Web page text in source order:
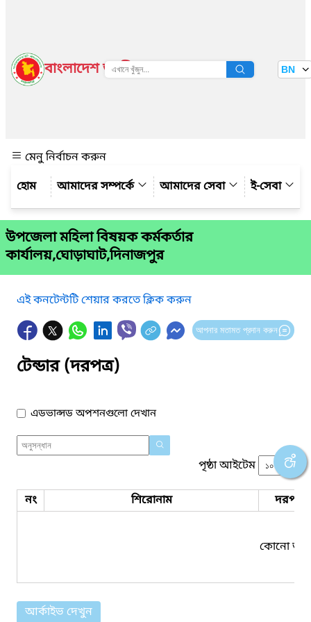
বাংলাদেশ জাতীয় তথ্য বাতায়ন BN
মেনু নির্বাচন করুন
আমাদের সম্পর্কে
আমাদের সেবা ই-সেবা
উপজেলা মহিলা বিষয়ক কর্মকর্তার
কার্যালয়,ঘোড়াঘাট,দিনাজপুর
এই কনটেন্টটি শেয়ার করতে ক্লিক করুন
আপনার মতামত প্রদান করুন
টেন্ডার (দরপত্র)
এডভান্সড অপশনগুলো দেখান
পৃষ্ঠা আইটেম
নং শিরোনাম দরপত্র
কোনো তথ্য
আর্কাইভ দেখুন